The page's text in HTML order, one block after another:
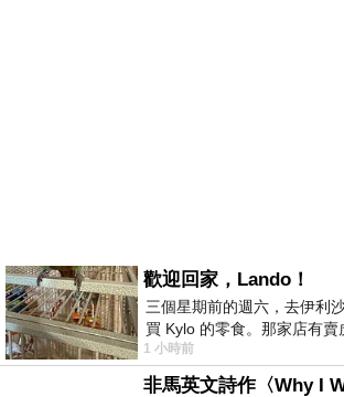
歡迎回家，Lando！
三個星期前的週六，去伊利
買 Kylo 的零食。那家店有
顧都會去看一下。他們偶爾會
1 小時前
非馬英文詩作〈Why I